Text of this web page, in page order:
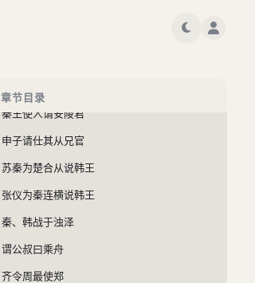
章节目录
秦王使人谓安陵君
申子请仕其从兄官
苏秦为楚合从说韩王
张仪为秦连横说韩王
秦、韩战于浊泽
谓公叔曰乘舟
齐令周最使郑